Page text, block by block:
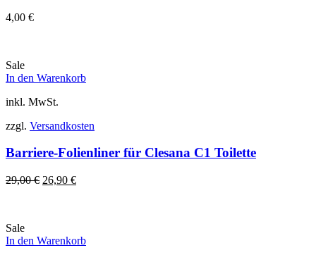
4,00 €
Sale
In den Warenkorb
inkl. MwSt.
zzgl. Versandkosten
Barriere-Folienliner für Clesana C1 Toilette
29,00€ Ursprünglicher
26,90 €Aktueller
Sale
In den Warenkorb